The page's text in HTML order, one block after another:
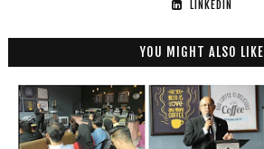
LINKEDIN
YOU MIGHT ALSO LIKE